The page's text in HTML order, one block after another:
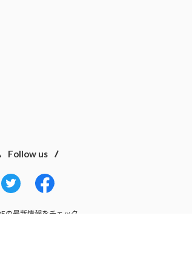
Follow us
の最新情報をチェック